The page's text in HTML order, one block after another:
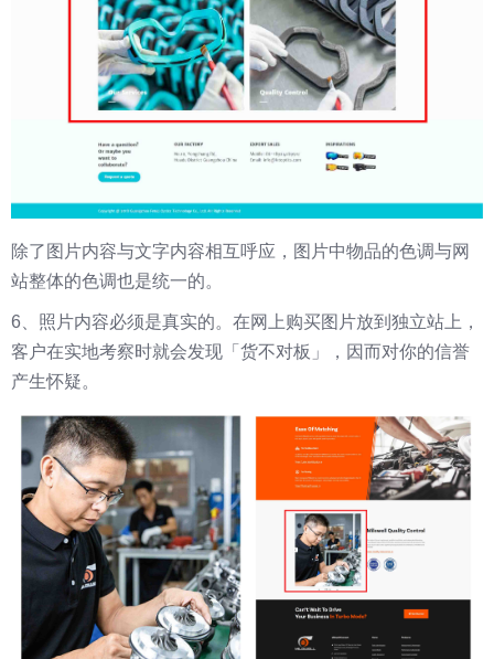
除了图片内容与文字内容相互呼应，图片中物品的色调与网
站整体的色调也是统一的。
6、照片内容必须是真实的。在网上购买图片放到独立站上，
客户在实地考察时就会发现「货不对板」，因而对你的信誉
产生怀疑。